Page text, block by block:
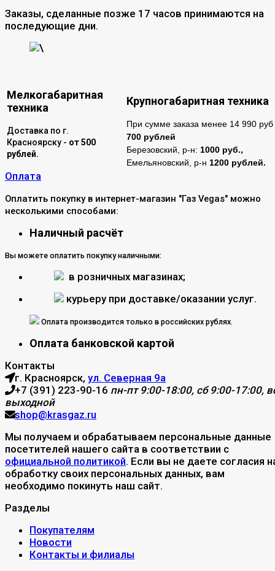
Заказы, сделанные позже 17 часов принимаются на
последующие дни.
\
Мелкогабаритная
техника
Крупногабаритная техника
Доставка по г.
Красноярску - от 500
рублей.
При сумме заказа менее 14 990 руб
700 рублей
Березовский, р-н: 1000 руб.,
Емельяновский, р-н 1200 рублей.
Оплата
Оплатить покупку в интернет-магазин "Газ Vegas" можно
несколькими способами:
Наличный расчёт
Вы можете оплатить покупку наличными:
в розничных магазинах;
курьеру при доставке/оказании услуг.
Оплата производится только в российских рублях.
Оплата банковской картой
Контакты
г. Красноярск, ул. Северная 9а
+7 (391) 223-90-16 пн-пт 9:00-18:00, сб 9:00-17:00,
выходной
shop@krasgaz.ru
Мы получаем и обрабатываем персональные данные
посетителей нашего сайта в соответствии с
официальной политикой. Если вы не даете согласия
обработку своих персональных данных, вам
необходимо покинуть наш сайт.
Разделы
Покупателям
Новости
Контакты и филиалы